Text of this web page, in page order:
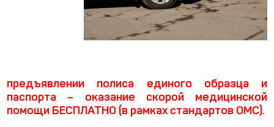
предъявлении полиса единого образца и
паспорта – оказание скорой медицинской
помощи БЕСПЛАТНО (в рамках стандартов ОМС).